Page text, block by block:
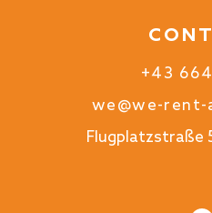
+43
we@we-
Flugplatzstraße